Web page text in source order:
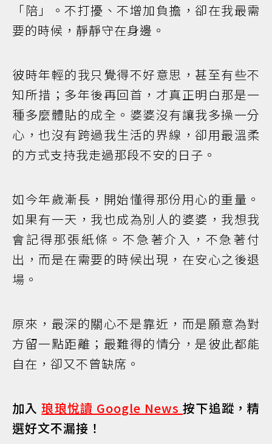
「陪」。不打擾、不增加負擔，卻在我最需
要的時候，靜靜守在身邊。
彼時年輕的我只覺得不好意思，甚至有些不
知所措；多年後再回首，才真正明白那是一
種多麼體貼的成全。婆婆沒有讓我多操一分
心，也沒有跨過我生活的界線，卻用最溫柔
的方式支持我走過那段不安的日子。
如今年歲漸長，開始懂得那份用心的重量。
如果有一天，我也成為別人的婆婆，我想我
會記得那張紙條。不急著介入，不急著付
出，而是在需要的時候出現，在安心之後退
場。
原來，最深的關心不是靠近，而是願意為對
方留一點距離；最難得的情分，是彼此都能
自在，卻又不曾缺席。
加入琅琅悅讀 Google News按下追蹤，精
選好文不漏接！